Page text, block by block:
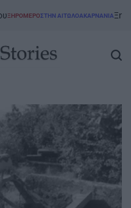
ΣΤΗΝ ΑΙΤΩΛΟΑΚΑΡΝΑΝΊΑ